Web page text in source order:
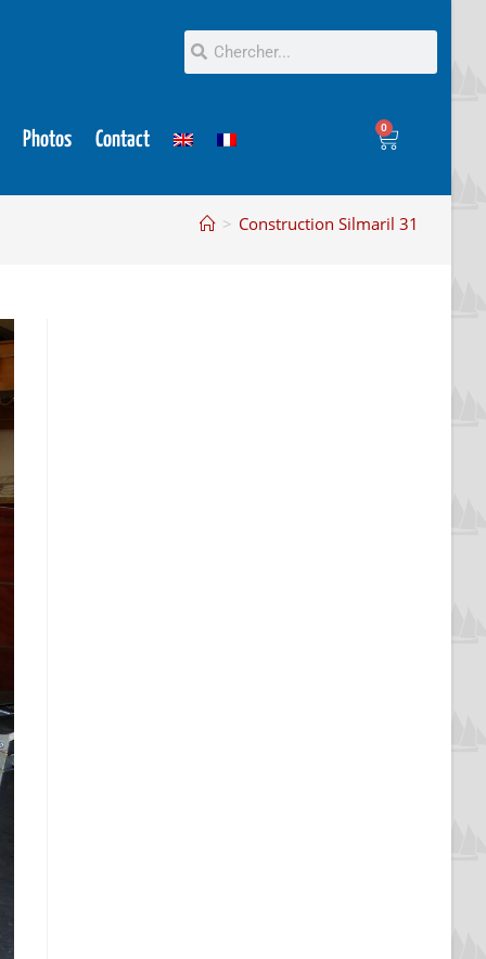
Photos Contact
0
> Construction Silmaril 31